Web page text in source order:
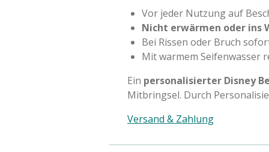
Vor jeder Nutzung auf
Nicht erwärmen oder ins
Bei Rissen oder Bruch
Mit warmem Seifenwasser
Ein personalisierter Disney
Mitbringsel. Durch
Versand & Zahlung